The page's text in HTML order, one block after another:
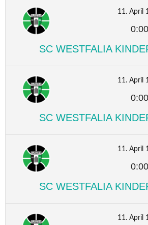
11. April
0:00
SC WESTFALIA
11. April
0:00
SC WESTFALIA
11. April
0:00
SC WESTFALIA
11. April